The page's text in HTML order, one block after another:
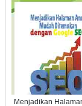
Menjadikan